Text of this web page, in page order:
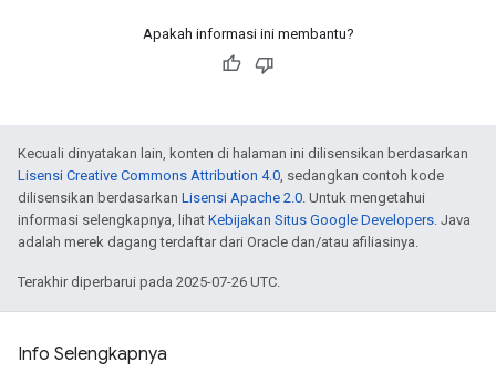
Apakah informasi ini membantu?
Kecuali dinyatakan lain, konten di halaman ini dilisensikan berdasarkan
Lisensi Creative Commons Attribution 4.0 , sedangkan contoh kode
dilisensikan berdasarkan Lisensi Apache 2.0 . Untuk mengetahui
informasi selengkapnya, lihat Kebijakan Situs Google Developers . Java
adalah merek dagang terdaftar dari Oracle dan/atau afiliasinya.
Terakhir diperbarui pada 2025-07-26 UTC.
Info Selengkapnya